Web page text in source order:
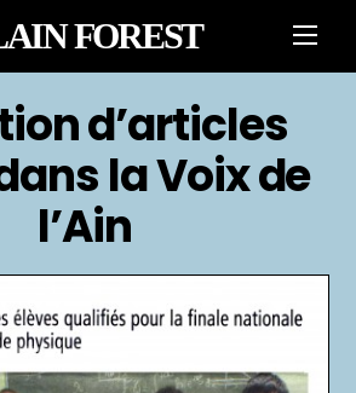
FOREST
d’articles
la Voix de
l’Ain